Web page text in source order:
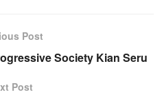
Post
Society Kian Seru
Post